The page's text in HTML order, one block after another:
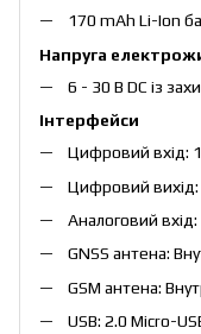
170 mAh Li-Ion
Напруга
6 - 30 В DC із
Інтерфейси
Цифровий вхід: 1
Цифровий вихід:
Аналоговий вхід:
GNSS антена:
GSM антена:
USB: 2.0 Micro-